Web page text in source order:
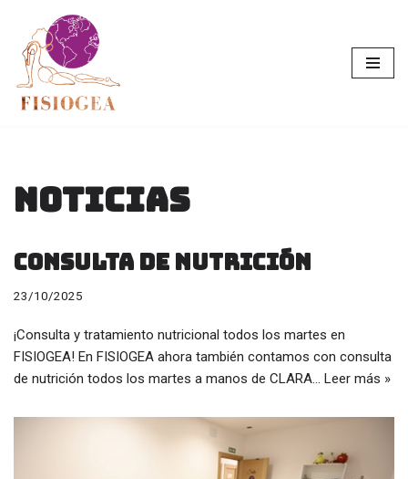
Saltar
contenido
Noticias
consulta de nutrición
23/10/2025
¡Consulta y tratamiento nutricional todos los martes en
FISIOGEA! En FISIOGEA ahora también contamos con consulta
de nutrición todos los martes a manos de CLARA… Leer más »